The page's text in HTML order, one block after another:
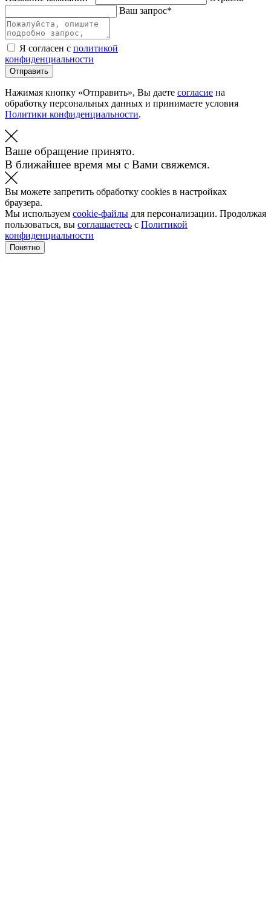
Ваш запрос*
Я согласен с политикой
конфиденциальности
Отправить
Нажимая кнопку «Отправить», Вы даете согласие на
обработку персональных данных и принимаете условия
Политики конфиденциальности.
Ваше обращение принято.
В ближайшее время мы с Вами свяжемся.
Вы можете запретить обработку cookies в настройках
браузера.
Мы используем cookie-файлы для персонализации. Продолжая
пользоваться, вы соглашаетесь с Политикой
конфиденциальности
Понятно